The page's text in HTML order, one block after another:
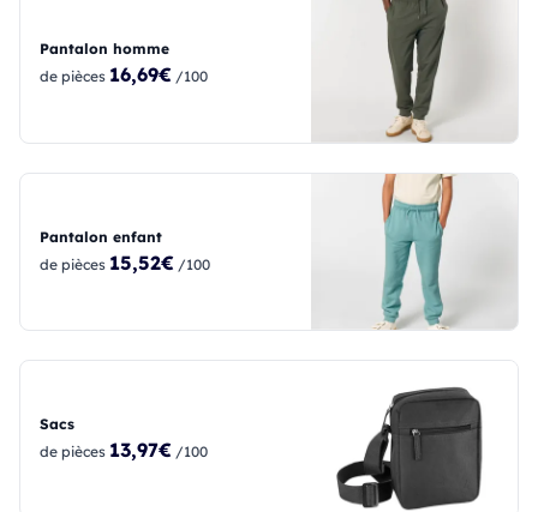
Pantalon homme
de pièces 16,69€ /100
Pantalon enfant
de pièces 15,52€ /100
Sacs
de pièces 13,97€ /100